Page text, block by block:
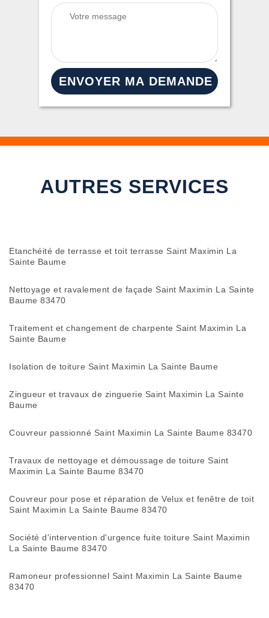
AUTRES SERVICES
Etanchéité de terrasse et toit terrasse Saint Maximin La
Sainte Baume
Nettoyage et ravalement de façade Saint Maximin La Sainte
Baume 83470
Traitement et changement de charpente Saint Maximin La
Sainte Baume
Isolation de toiture Saint Maximin La Sainte Baume
Zingueur et travaux de zinguerie Saint Maximin La Sainte
Baume
Couvreur passionné Saint Maximin La Sainte Baume 83470
Travaux de nettoyage et démoussage de toiture Saint
Maximin La Sainte Baume 83470
Couvreur pour pose et réparation de Velux et fenêtre de toit
Saint Maximin La Sainte Baume 83470
Société d'intervention d'urgence fuite toiture Saint Maximin
La Sainte Baume 83470
Ramoneur professionnel Saint Maximin La Sainte Baume
83470